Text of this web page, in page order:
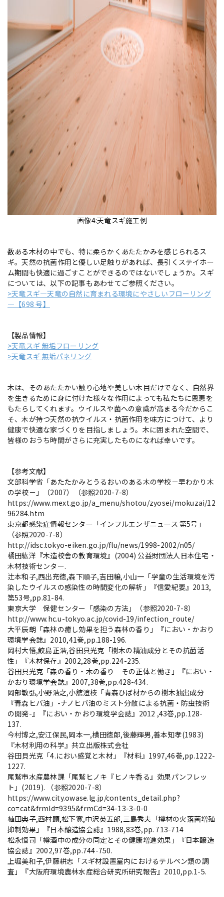
画像4:天竜スギ施工例
数ある木材の中でも、特に柔らかくあたたかみを感じられるス
ギ。天然の抗菌作用と優しい足触りがあれば、長引くステイホー
ム期間も快適に過ごすことができるのではないでしょうか。スギ
については、以下の記事もあわせてご参照ください。
>天竜スギ―天竜の自然に育まれる環境にやさしいフローリング
―【698 号】
【製品情報】
>天竜スギ 無垢フローリング
>天竜スギ 無垢パネリング
木は、そのあたたかい触り心地や美しい木目だけでなく、自然界
を生きるために身に付けた様々な作用によっても私たちに恩恵を
もたらしてくれます。ウイルスや菌への意識が高まる今だからこ
そ、木が持つ天然の抗ウイルス・抗菌作用を味方につけて、より
健康で快適な家づくりを目指しましょう。木に囲まれた空間で、
皆様のおうち時間がさらに充実したものになれば幸いです。
【参考文献】
文部科学省「あたたかみとうるおいのある木の学校－早わかり木
の学校－」（2007）（参照2020-7-8）
https://www.mext.go.jp/a_menu/shotou/zyosei/mokuzai/12
96284.htm
東京都感染症情報センター「インフルエンザニュース 第5号」
（参照2020-7-8）
http://idsc.tokyo-eiken.go.jp/flu/news/1998-2002/n05/
橘田紘洋『木造校舎の教育環境』(2004) 公益財団法人日本住宅・
木材技術センター.
辻本和子,西出充徳,森下順子,吉田穣,小山一「学童の生活環境を汚
染したウイルスの感染性の時間変化の解析」『信愛紀要』2013,
第53号,pp.81-84.
東京大学 保健センター「感染の方法」（参照2020-7-8）
http://www.hc.u-tokyo.ac.jp/covid-19/infection_route/
大平辰朗「森林の癒し効果を担う森林の香り」『におい・かおり
環境学会誌』2010,41巻,pp.188-196.
岡村大悟,鮫島正浩,谷田貝光克「樹木の精油成分とその抗菌活
性」『木材保存』2002,28巻,pp.224-235.
谷田貝光克「森の香り・木の香り その正体と働き」『におい・
かおり環境学会誌』2007,38巻,pp.428-434.
岡部敏弘,小野浩之,小舘澄枝「青森ひば材からの樹木抽出成分
『青森ヒバ油」-ナノヒバ油のミスト分散による抗菌・防虫技術
の開発-』『におい・かおり環境学会誌』2012 ,43巻,pp.128-
137.
今村博之,安江保民,岡本一,横田徳郎,後藤輝男,善本知孝(1983)
『木材利用の科学』共立出版株式会社
谷田貝光克「4.におい感覚と木材」『材料』1997,46巻,pp.1222-
1227.
尾鷲市水産農林課「尾鷲ヒノキ『ヒノキ香る』効果パンフレッ
ト」(2019). （参照2020-7-8）
https://www.city.owase.lg.jp/contents_detail.php?
co=cat&frmId=9395&frmCd=34-13-3-0-0
植田典子,西村顕,松下寛,中沢英五郎,三島秀夫「樽材の火落菌増殖
抑制効果」『日本醸造協会誌』1988,83巻,pp. 713-714
松永恒司「樽酒中の成分の同定とその健康増進効果」『日本醸造
協会誌』2002,97巻,pp.744-750.
上堀美和子,伊藤耕志「スギ材設置室内におけるテルペン類の調
査」『大阪府環境農林水産総合研究所研究報告』2010,pp.1-5.